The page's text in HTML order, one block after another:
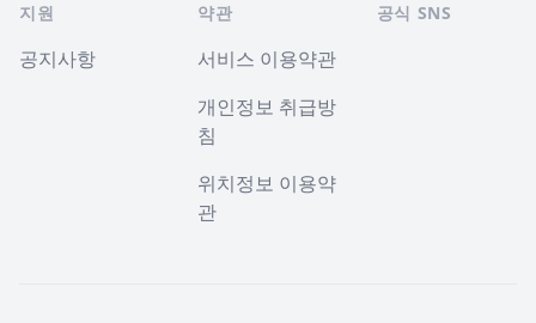
지원
공지사항
약관
서비스 이용약관
개인정보 취급방
침
위치정보 이용약
관
공식 SNS